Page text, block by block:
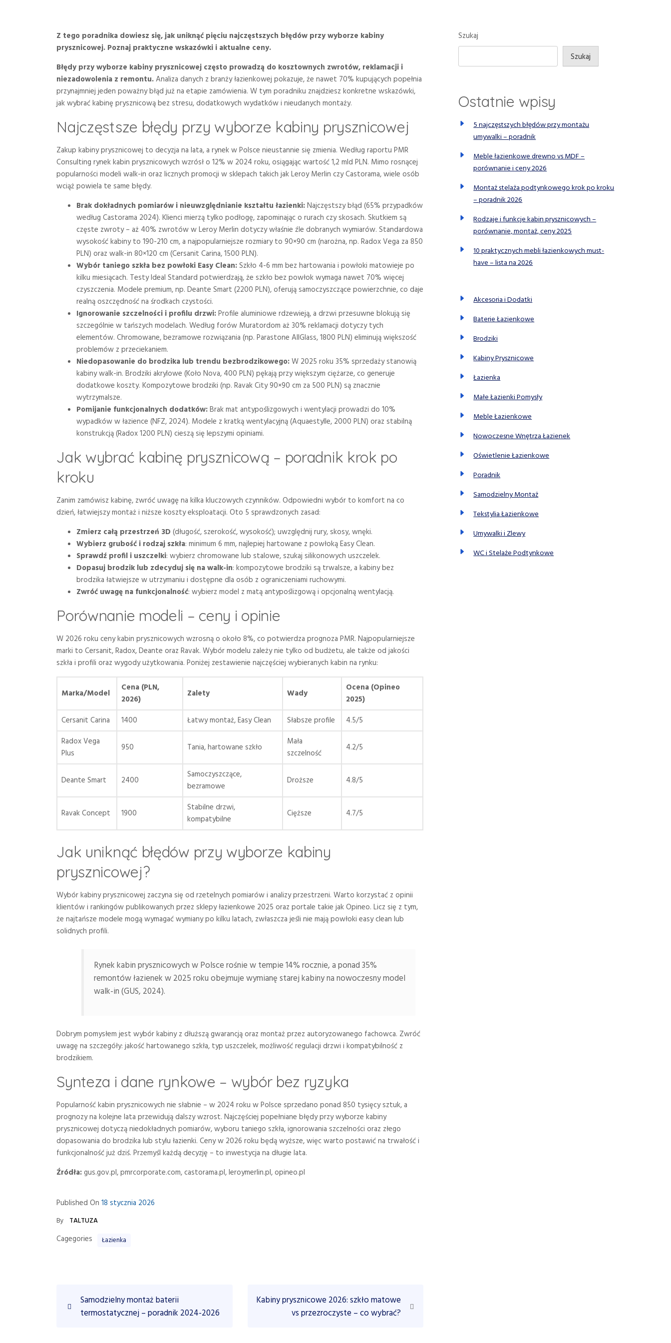
Z tego poradnika dowiesz się, jak uniknąć pięciu najczęstszych błędów przy wyborze kabiny
prysznicowej. Poznaj praktyczne wskazówki i aktualne ceny.
Błędy przy wyborze kabiny prysznicowej często prowadzą do kosztownych zwrotów, reklamacji i
niezadowolenia z remontu.Analiza danych z branży łazienkowej pokazuje, że nawet 70% kupujących popełnia
przynajmniej jeden poważny błąd już na etapie zamówienia. W tym poradniku znajdziesz konkretne wskazówki,
jak wybrać kabinę prysznicową bez stresu, dodatkowych wydatków i nieudanych montaży.
Najczęstsze błędy przy wyborze kabiny prysznicowej
Zakup kabiny prysznicowej to decyzja na lata, a rynek w Polsce nieustannie się zmienia. Według raportu PMR
Consulting rynek kabin prysznicowych wzrósł o 12% w 2024 roku, osiągając wartość 1,2 mld PLN. Mimo rosnącej
popularności modeli walk-in oraz licznych promocji w sklepach takich jak Leroy Merlin czy Castorama, wiele osób
wciąż powiela te same błędy.
Brak dokładnych pomiarów i nieuwzględnianie kształtu łazienki:Najczęstszy błąd (65% przypadków
według Castorama 2024). Klienci mierzą tylko podłogę, zapominając o rurach czy skosach. Skutkiem są
częste zwroty – aż 40% zwrotów w Leroy Merlin dotyczy właśnie źle dobranych wymiarów. Standardowa
wysokość kabiny to 190-210 cm, a najpopularniejsze rozmiary to 90×90 cm (narożna, np. Radox Vega za 850
PLN) oraz walk-in 80×120 cm (Cersanit Carina, 1500 PLN).
Wybór taniego szkła bez powłoki Easy Clean:Szkło 4-6 mm bez hartowania i powłoki matowieje po
kilku miesiącach. Testy Ideal Standard potwierdzają, że szkło bez powłok wymaga nawet 70% więcej
czyszczenia. Modele premium, np. Deante Smart (2200 PLN), oferują samoczyszczące powierzchnie, co daje
realną oszczędność na środkach czystości.
Ignorowanie szczelności i profilu drzwi:Profile aluminiowe rdzewieją, a drzwi przesuwne blokują się
szczególnie w tańszych modelach. Według forów Muratordom aż 30% reklamacji dotyczy tych
elementów. Chromowane, bezramowe rozwiązania (np. Parastone AllGlass, 1800 PLN) eliminują większość
problemów z przeciekaniem.
Niedopasowanie do brodzika lub trendu bezbrodzikowego:W 2025 roku 35% sprzedaży stanowią
kabiny walk-in. Brodziki akrylowe (Koło Nova, 400 PLN) pękają przy większym ciężarze, co generuje
dodatkowe koszty. Kompozytowe brodziki (np. Ravak City 90×90 cm za 500 PLN) są znacznie
wytrzymalsze.
Pomijanie funkcjonalnych dodatków:Brak mat antypoślizgowych i wentylacji prowadzi do 10%
wypadków w łazience (NFZ, 2024). Modele z kratką wentylacyjną (Aquaestylle, 2000 PLN) oraz stabilną
konstrukcją (Radox 1200 PLN) cieszą się lepszymi opiniami.
Jak wybrać kabinę prysznicową – poradnik krok po
kroku
Zanim zamówisz kabinę, zwróć uwagę na kilka kluczowych czynników. Odpowiedni wybór to komfort na co
dzień, łatwiejszy montaż i niższe koszty eksploatacji. Oto 5 sprawdzonych zasad:
Zmierz całą przestrzeń 3D (długość, szerokość, wysokość); uwzględnij rury, skosy, wnęki.
Wybierz grubość i rodzaj szkła: minimum 6 mm, najlepiej hartowane z powłoką Easy Clean.
Sprawdź profil i uszczelki: wybierz chromowane lub stalowe, szukaj silikonowych uszczelek.
Dopasuj brodzik lub zdecyduj się na walk-in: kompozytowe brodziki są trwalsze, a kabiny bez
brodzika łatwiejsze w utrzymaniu i dostępne dla osób z ograniczeniami ruchowymi.
Zwróć uwagę na funkcjonalność: wybierz model z matą antypoślizgową i opcjonalną wentylacją.
Porównanie modeli – ceny i opinie
W 2026 roku ceny kabin prysznicowych wzrosną o około 8%, co potwierdza prognoza PMR. Najpopularniejsze
marki to Cersanit, Radox, Deante oraz Ravak. Wybór modelu zależy nie tylko od budżetu, ale także od jakości
szkła i profili oraz wygody użytkowania. Poniżej zestawienie najczęściej wybieranych kabin na rynku:
Marka/Model
Cena (PLN,
2026)
Zalety Wady
Ocena (Opineo
2025)
Cersanit Carina
1400 Łatwy montaż, Easy Clean Słabsze profile
4.5/5
Radox Vega
Plus
950 Tania, hartowane szkło
Mała
szczelność
4.2/5
Deante Smart 2400
Samoczyszczące,
bezramowe
Droższe 4.8/5
Ravak Concept 1900
Stabilne drzwi,
kompatybilne
Cięższe 4.7/5
Jak uniknąć błędów przy wyborze kabiny
prysznicowej?
Wybór kabiny prysznicowej zaczyna się od rzetelnych pomiarów i analizy przestrzeni. Warto korzystać z opinii
klientów i rankingów publikowanych przez sklepy łazienkowe 2025 oraz portale takie jak Opineo. Licz się z tym,
że najtańsze modele mogą wymagać wymiany po kilku latach, zwłaszcza jeśli nie mają powłoki easy clean lub
solidnych profili.
Rynek kabin prysznicowych w Polsce rośnie w tempie 14% rocznie, a ponad 35%
remontów łazienek w 2025 roku obejmuje wymianę starej kabiny na nowoczesny model
walk-in (GUS, 2024).
Dobrym pomysłem jest wybór kabiny z dłuższą gwarancją oraz montaż przez autoryzowanego fachowca. Zwróć
uwagę na szczegóły: jakość hartowanego szkła, typ uszczelek, możliwość regulacji drzwi i kompatybilność z
brodzikiem.
Synteza i dane rynkowe – wybór bez ryzyka
Popularność kabin prysznicowych nie słabnie – w 2024 roku w Polsce sprzedano ponad 850 tysięcy sztuk, a
prognozy na kolejne lata przewidują dalszy wzrost. Najczęściej popełniane błędy przy wyborze kabiny
prysznicowej dotyczą niedokładnych pomiarów, wyboru taniego szkła, ignorowania szczelności oraz złego
dopasowania do brodzika lub stylu łazienki. Ceny w 2026 roku będą wyższe, więc warto postawić na trwałość i
funkcjonalność już dziś. Przemyśl każdą decyzję – to inwestycja na długie lata.
Źródła:gus.gov.pl, pmrcorporate.com, castorama.pl, leroymerlin.pl, opineo.pl
Published On18 stycznia 2026
By TALTUZA
Cagegories Łazienka
P
r
Samodzielny montaż baterii
termostatycznej – poradnik 2024-2026
N
Kabiny prysznicowe 2026: szkło matowe
vs przezroczyste – co wybrać?
Szukaj
Szukaj
Ostatnie wpisy
5 najczęstszych błędów przy montażu
umywalki – poradnik
Meble łazienkowe drewno vs MDF –
porównanie i ceny 2026
Montaż stelaża podtynkowego krok po kroku
– poradnik 2026
Rodzaje i funkcje kabin prysznicowych –
porównanie, montaż, ceny 2025
10 praktycznych mebli łazienkowych must-
have – lista na 2026
Akcesoria i Dodatki
Baterie Łazienkowe
Brodziki
Kabiny Prysznicowe
Łazienka
Małe Łazienki Pomysły
Meble Łazienkowe
Nowoczesne Wnętrza Łazienek
Oświetlenie Łazienkowe
Poradnik
Samodzielny Montaż
Tekstylia Łazienkowe
Umywalki i Zlewy
WC i Stelaże Podtynkowe